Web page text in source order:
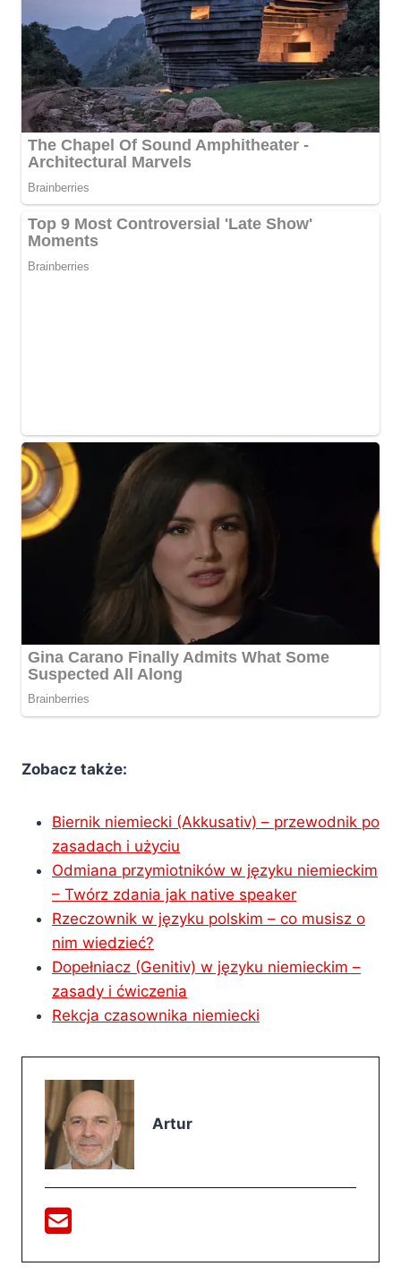
Zobacz także:
Biernik niemiecki (Akkusativ) – przewodnik po
zasadach i użyciu
Odmiana przymiotników w języku niemieckim
– Twórz zdania jak native speaker
Rzeczownik w języku polskim – co musisz o
nim wiedzieć?
Dopełniacz (Genitiv) w języku niemieckim –
zasady i ćwiczenia
Rekcja czasownika niemiecki
Artur